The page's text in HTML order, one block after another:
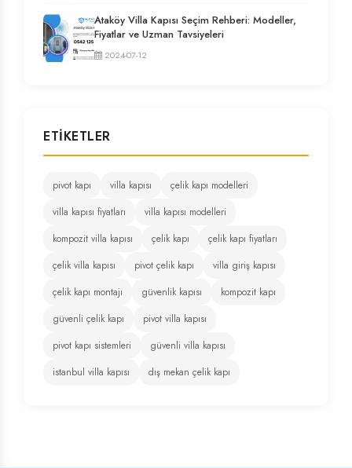
Ataköy Villa Kapısı Seçim Rehberi: Modeller,
Fiyatlar ve Uzman Tavsiyeleri
2024-07-12
ETIKETLER
pivot kapı villa kapısı
çelik kapı modelleri
villa kapısı fiyatları
villa kapısı modelleri
kompozit villa kapısı
çelik kapı
çelik kapı fiyatları
çelik villa kapısı
pivot çelik kapı
villa giriş kapısı
çelik kapı montajı
güvenlik kapısı
kompozit kapı
güvenli çelik kapı
pivot villa kapısı
pivot kapı sistemleri
güvenli villa kapısı
istanbul villa kapısı
dış mekan çelik kapı